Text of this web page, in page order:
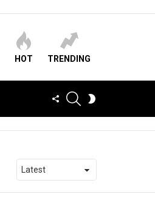
HOT TRENDING
FOLLOWSEARCH